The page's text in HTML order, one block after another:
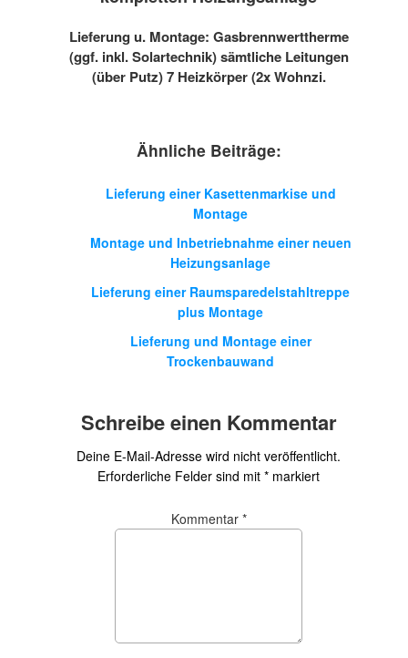
Lieferung u. Montage: Gasbrennwerttherme
(ggf. inkl. Solartechnik) sämtliche Leitungen
(über Putz) 7 Heizkörper (2x Wohnzi.
Ähnliche Beiträge:
Lieferung einer Kasettenmarkise und
Montage
Montage und Inbetriebnahme einer neuen
Heizungsanlage
Lieferung einer Raumsparedelstahltreppe
plus Montage
Lieferung und Montage einer
Trockenbauwand
Schreibe einen Kommentar
Deine E-Mail-Adresse wird nicht veröffentlicht.
Erforderliche Felder sind mit * markiert
Kommentar *